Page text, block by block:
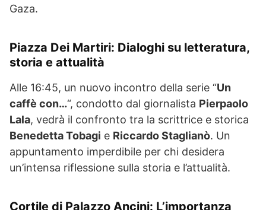
Gaza.
Piazza Dei Martiri: Dialoghi su letteratura,
storia e attualità
Alle 16:45, un nuovo incontro della serie “Un
caffè con…“, condotto dal giornalista Pierpaolo
Lala, vedrà il confronto tra la scrittrice e storica
Benedetta Tobagi e Riccardo Staglianò. Un
appuntamento imperdibile per chi desidera
un’intensa riflessione sulla storia e l’attualità.
Cortile di Palazzo Ancini: L’importanza